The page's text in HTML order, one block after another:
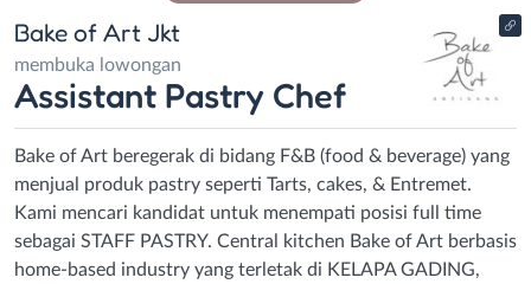
Bake of Art Jkt
membuka lowongan
Assistant Pastry Chef
Bake of Art beregerak di bidang F&B (food & beverage) yang
menjual produk pastry seperti Tarts, cakes, & Entremet.
Kami mencari kandidat untuk menempati posisi full time
sebagai STAFF PASTRY. Central kitchen Bake of Art berbasis
home-based industry yang terletak di KELAPA GADING,